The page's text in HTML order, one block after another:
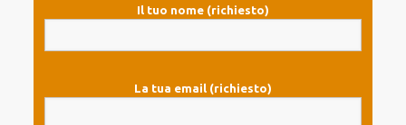
Il tuo nome (richiesto)
La tua email (richiesto)